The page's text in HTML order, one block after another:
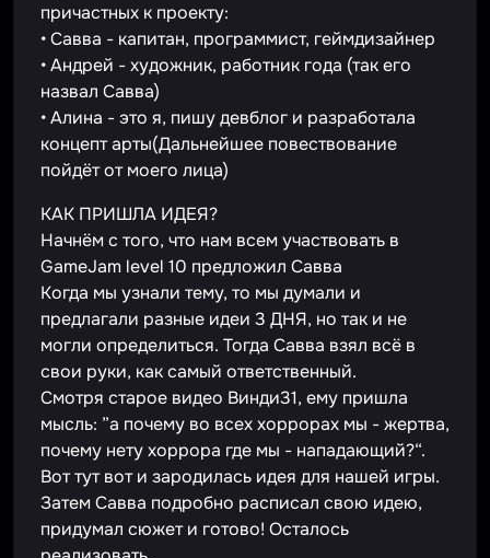
причастных к проекту:
• Савва - капитан, программист, геймдизайнер
• Андрей - художник, работник года (так его
назвал Савва)
• Алина - это я, пишу девблог и разработала
концепт арты(Дальнейшее повествование
пойдëт от моего лица)
КАК ПРИШЛА ИДЕЯ?
Начнём с того, что нам всем участвовать в
GameJam level 10 предложил Савва
Когда мы узнали тему, то мы думали и
предлагали разные идеи 3 ДНЯ, но так и не
могли определиться. Тогда Савва взял всё в
свои руки, как самый ответственный.
Смотря старое видео Винди31, ему пришла
мысль: ”а почему во всех хоррорах мы - жертва,
почему нету хоррора где мы - нападающий?“.
Вот тут вот и зародилась идея для нашей игры.
Затем Савва подробно расписал свою идею,
придумал сюжет и готово! Осталось